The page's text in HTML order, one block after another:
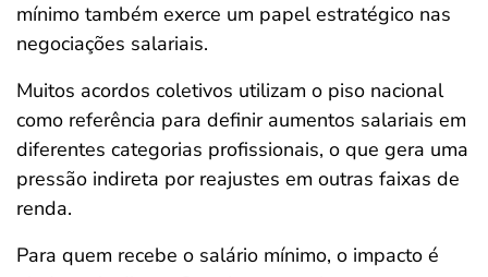
mínimo também exerce um papel estratégico nas
negociações salariais.
Muitos acordos coletivos utilizam o piso nacional
como referência para definir aumentos salariais em
diferentes categorias profissionais, o que gera uma
pressão indireta por reajustes em outras faixas de
renda.
Para quem recebe o salário mínimo, o impacto é